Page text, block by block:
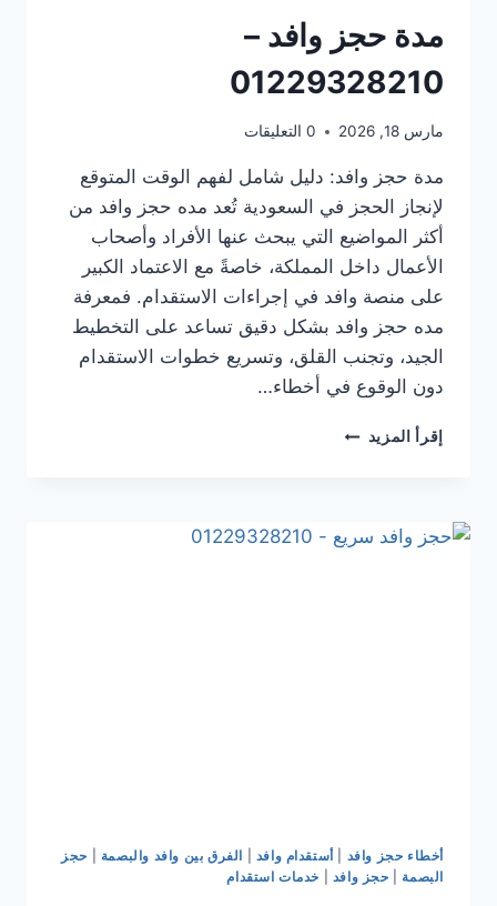
مدة حجز وافد –
01229328210
مارس 18, 2026 0 التعليقات
مدة حجز وافد: دليل شامل لفهم الوقت المتوقع
لإنجاز الحجز في السعودية تُعد مده حجز وافد من
أكثر المواضيع التي يبحث عنها الأفراد وأصحاب
الأعمال داخل المملكة، خاصةً مع الاعتماد الكبير
على منصة وافد في إجراءات الاستقدام. فمعرفة
مده حجز وافد بشكل دقيق تساعد على التخطيط
الجيد، وتجنب القلق، وتسريع خطوات الاستقدام
دون الوقوع في أخطاء…
إقرأ المزيد
أخطاء حجز وافد أستقدام وافد الفرق بين وافد والبصمة
حجز
البصمة
حجز وافد خدمات استقدام